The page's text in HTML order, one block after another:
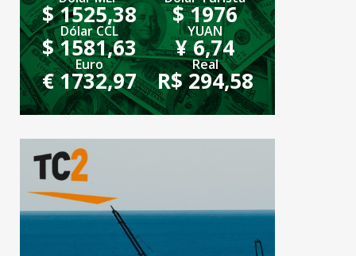
$ 1525,38 $ 1976
Dólar CCL
$ 1581,63
YUAN
¥ 6,74
Euro
€ 1732,97
Real
R$ 294,58